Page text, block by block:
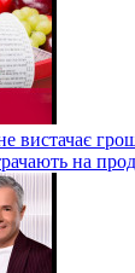
вистачає
на